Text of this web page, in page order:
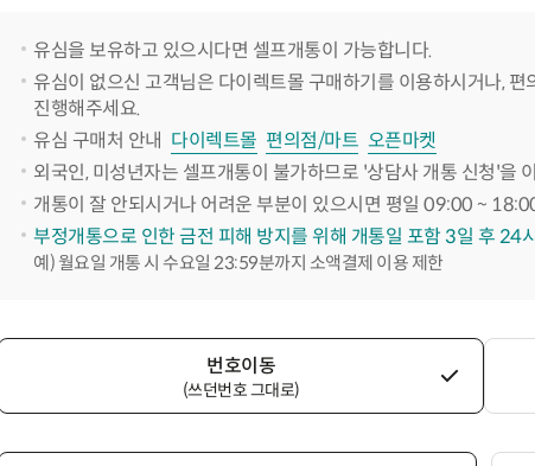
유심을 보유하고 있으시다면 셀프개통이 가능합니다.
유심이 없으신 고객님은 다이렉트몰 구매하기를 이용하시거나,
진행해주세요.
유심 구매처 안내 다이렉트몰 편의점/마트 오픈마켓
외국인, 미성년자는 셀프개통이 불가하므로 '상담사 개통 신청'을
개통이 잘 안되시거나 어려운 부분이 있으시면 평일 09:00 ~
부정개통으로 인한 금전 피해 방지를 위해 개통일 포함 3일 후 24
예) 월요일 개통 시 수요일 23:59분까지 소액결제 이용 제한
번호이동
(쓰던번호 그대로)